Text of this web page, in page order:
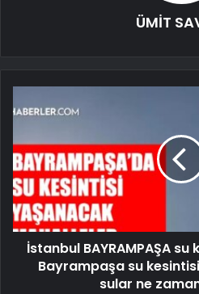
ÜMİT
İstanbul BAYRAMPAŞA su
Bayrampaşa su
sular ne